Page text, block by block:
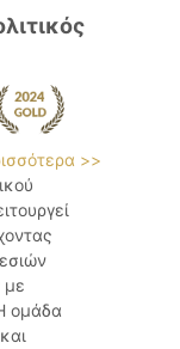
>>
με
ομάδα